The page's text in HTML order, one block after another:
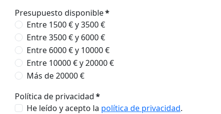
Presupuesto disponible*
Entre 1500 € y 3500 €
Entre 3500 € y 6000 €
Entre 6000 € y 10000 €
Entre 10000 € y 20000 €
Más de 20000 €
Política de privacidad*
He leído y acepto la política de privacidad.